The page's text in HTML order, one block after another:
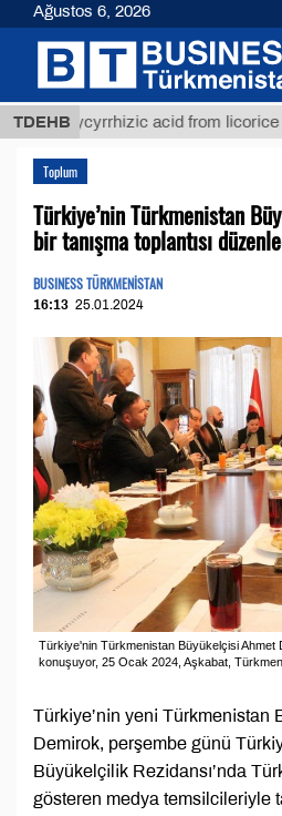
TDEHB acid from licorice root (t.)
Toplum
Türkiye’nin Türkmenistan
bir tanışma toplantısı
BUSINESS TÜRKMENİSTAN
16:13 25.01.2024
Türkiye'nin Türkmenistan Büyükelçisi Ahmet
konuşuyor, 25 Ocak 2024, Aşkabat,
Türkiye’nin yeni Türkmenistan
Demirok, perşembe günü
Büyükelçilik Rezidansı’nda
gösteren medya temsilcileriyle
Ağustos 6, 2026